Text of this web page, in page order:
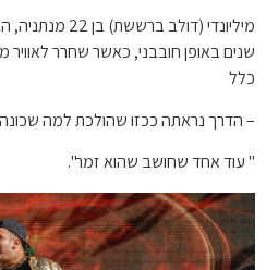
שנים באופן חובבני, כאשר שחרר
כלל
– הדרך נראתה ככזו שהולכת למה
" עוד אחד שחושב שהוא זמר".